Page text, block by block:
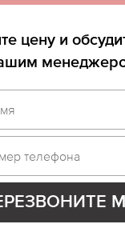
цену и